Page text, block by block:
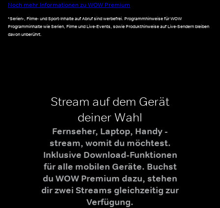
Noch mehr Informationen zu WOW Premium
*Serien-, Filme- und Sport-Inhalte auf Abruf sind werbefrei. Programmhinweise für WOW
Programminhalte wie Serien, Filme und Live-Events, sowie Produkthinweise auf Live-Sendern bleiben
davon unberührt.
Stream auf dem Gerät
deiner Wahl
Fernseher, Laptop, Handy -
stream, womit du möchtest.
Inklusive Download-Funktionen
für alle mobilen Geräte. Buchst
du WOW Premium dazu, stehen
dir zwei Streams gleichzeitig zur
Verfügung.